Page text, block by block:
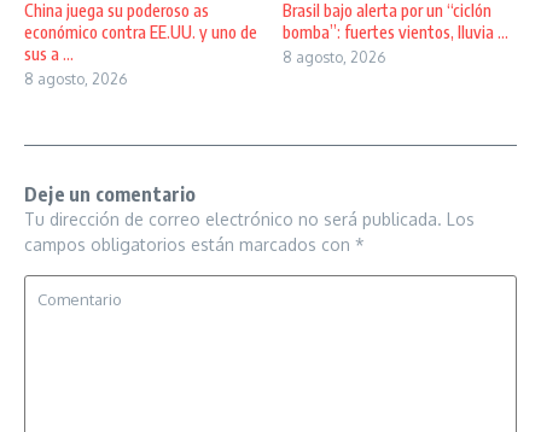
China juega su poderoso as
económico contra EE.UU. y uno de
sus a ...
8 agosto, 2026
Brasil bajo alerta por un “ciclón
bomba”: fuertes vientos, lluvia ...
8 agosto, 2026
Deje un comentario
Tu dirección de correo electrónico no será publicada. Los
campos obligatorios están marcados con *